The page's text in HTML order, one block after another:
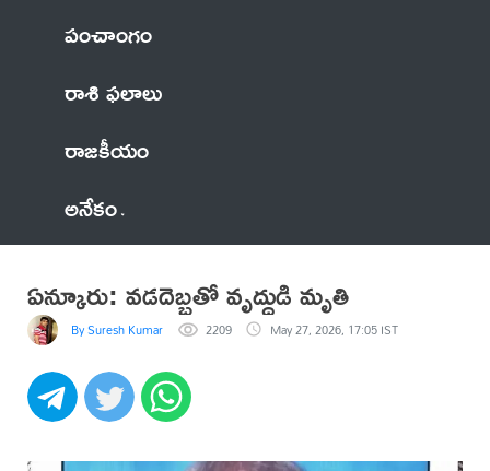
పంచాంగం
రాశి ఫలాలు
రాజకీయం
అనేకం
ఏన్కూరు: వడదెబ్బతో వృద్ధుడి మృతి
By Suresh Kumar 2209 May 27, 2026, 17:05 IST